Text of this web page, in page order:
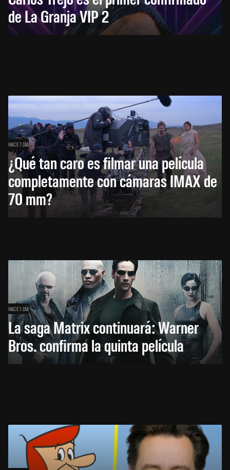
de La Granja VIP 2
HACE 1 DÍA
¿Qué tan caro es filmar una película
completamente con cámaras IMAX de
70 mm?
HACE 1 DÍA
La saga Matrix continuará: Warner
Bros. confirma la quinta película